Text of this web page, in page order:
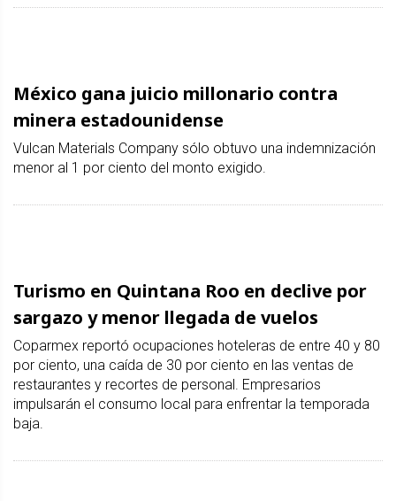
México gana juicio millonario contra
minera estadounidense
Vulcan Materials Company sólo obtuvo una indemnización
menor al 1 por ciento del monto exigido.
Turismo en Quintana Roo en declive por
sargazo y menor llegada de vuelos
Coparmex reportó ocupaciones hoteleras de entre 40 y 80
por ciento, una caída de 30 por ciento en las ventas de
restaurantes y recortes de personal. Empresarios
impulsarán el consumo local para enfrentar la temporada
baja.